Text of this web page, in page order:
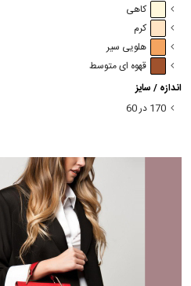
کاهی
کرم
هلویی سیر
قهوه ای متوسط
اندازه / سایز
170 در 60